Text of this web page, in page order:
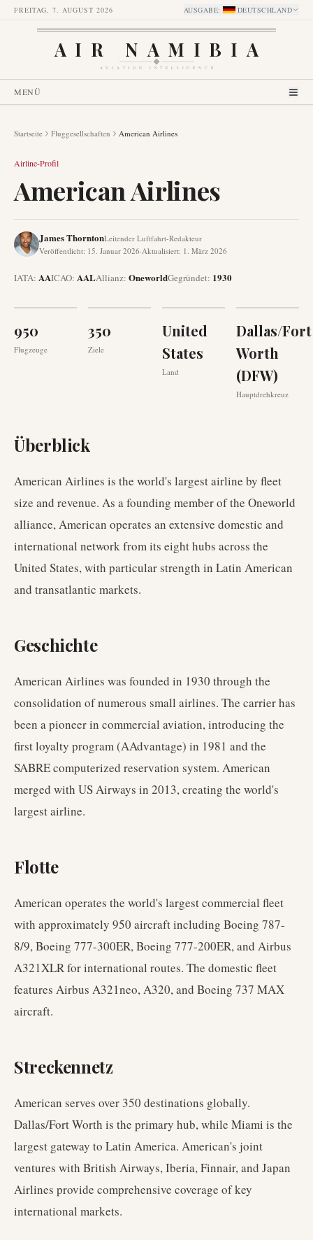
FREITAG, 7. AUGUST 2026 AUSGABE: DEUTSCHLAND
AIR NAMIBIA
AVIATION INTELLIGENCE
MENÜ
Startseite Fluggesellschaften American Airlines
Airline-Profil
American Airlines
James ThorntonLeitender Luftfahrt-Redakteur
Veröffentlicht: 15. Januar 2026·Aktualisiert: 1. März 2026
IATA: AAICAO: AALAllianz: OneworldGegründet: 1930
950
Flugzeuge
350
Ziele
United
States
Land
Dallas/Fort
Worth
(DFW)
Hauptdrehkreuz
Überblick
American Airlines is the world's largest airline by fleet
size and revenue. As a founding member of the Oneworld
alliance, American operates an extensive domestic and
international network from its eight hubs across the
United States, with particular strength in Latin American
and transatlantic markets.
Geschichte
American Airlines was founded in 1930 through the
consolidation of numerous small airlines. The carrier has
been a pioneer in commercial aviation, introducing the
first loyalty program (AAdvantage) in 1981 and the
SABRE computerized reservation system. American
merged with US Airways in 2013, creating the world's
largest airline.
Flotte
American operates the world's largest commercial fleet
with approximately 950 aircraft including Boeing 787-
8/9, Boeing 777-300ER, Boeing 777-200ER, and Airbus
A321XLR for international routes. The domestic fleet
features Airbus A321neo, A320, and Boeing 737 MAX
aircraft.
Streckennetz
American serves over 350 destinations globally.
Dallas/Fort Worth is the primary hub, while Miami is the
largest gateway to Latin America. American's joint
ventures with British Airways, Iberia, Finnair, and Japan
Airlines provide comprehensive coverage of key
international markets.